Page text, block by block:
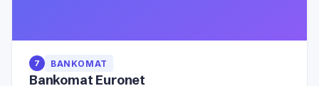
7 BANKOMAT
Bankomat Euronet